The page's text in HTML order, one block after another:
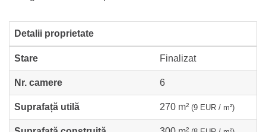
Detalii proprietate
Stare Finalizat
Nr. camere 6
Suprafață utilă 270 m² (9 EUR / m²)